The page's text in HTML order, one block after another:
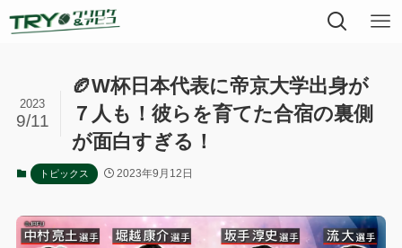
🏉W杯日本代表に帝京大学出身が
７人も！彼らを育てた合宿の裏側
が面白すぎる！
2023
9/11
トピックス 2023年9月12日